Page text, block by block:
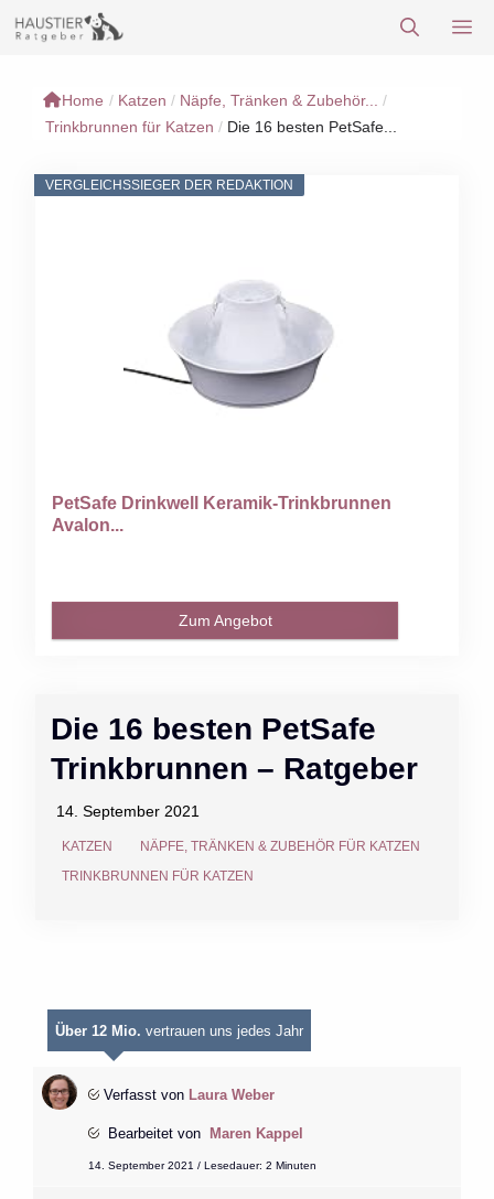
Inhalt
Home / Katzen / Näpfe, Tränken & Zubehör...
/
Trinkbrunnen für Katzen / Die 16 besten PetSafe...
Die 16 besten PetSafe
Trinkbrunnen – Ratgeber
14. September 2021
KATZEN
NÄPFE, TRÄNKEN & ZUBEHÖR FÜR KATZEN
TRINKBRUNNEN FÜR KATZEN
VERGLEICHSSIEGER DER REDAKTION
PetSafe Drinkwell Keramik-Trinkbrunnen
Avalon...
Zum Angebot
Über 12 Mio. vertrauen uns jedes Jahr
Verfasst von Laura Weber
Bearbeitet von Maren Kappel
14. September 2021 / Lesedauer: 2 Minuten